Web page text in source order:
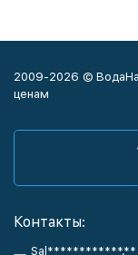
2009-2026 ©
ценам
Контакты:
Sal************.**